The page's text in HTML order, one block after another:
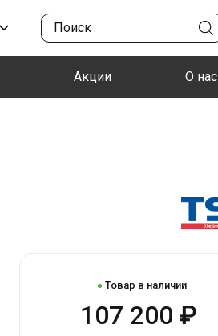
Акции О нас
Товар в наличии
107 200 ₽